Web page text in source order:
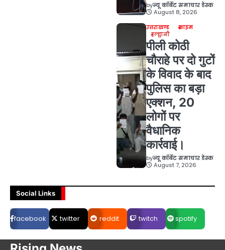
byन्यू कॉर्बेट समाचार डेस्क
August 8, 2026
उत्तराखण्ड
क्राइम
हल्द्वानी
पीली कोठी
चौराहे पर दो गुटों
के विवाद के बाद
पुलिस का बड़ा
एक्शन, 20
लोगों पर
वैधानिक
कार्रवाई।
byन्यू कॉर्बेट समाचार डेस्क
August 7, 2026
Social Links
facebook twitter reddit twitch spotify